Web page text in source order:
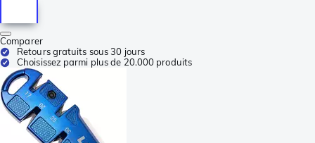
Comparer
Retours gratuits sous 30 jours
Choisissez parmi plus de 20.000 produits